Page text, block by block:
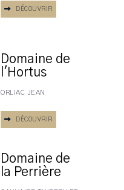
DÉCOUVRIR
Domaine de
l'Hortus
ORLIAC JEAN
DÉCOUVRIR
Domaine de
la Perrière